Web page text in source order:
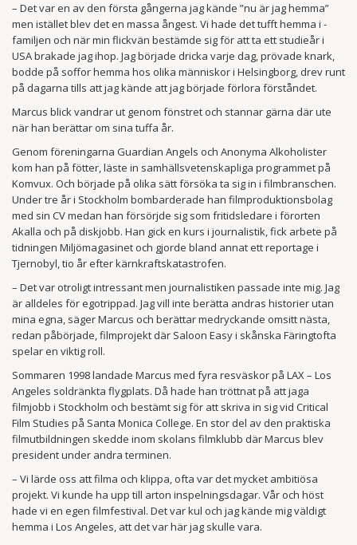
– Det var en av den första gångerna jag kände ”nu är jag hemma”
men istället blev det en massa ångest. Vi hade det tufft hemma i ­
familjen och när min flickvän bestämde sig för att ta ett ­studieår i
USA brakade jag ihop. Jag började dricka varje dag, prövade knark,
bodde på soffor hemma hos olika människor i Helsingborg, drev runt
på dagarna tills att jag kände att jag började förlora förståndet.
Marcus blick vandrar ut genom fönstret och stannar gärna där ute
när han berättar om sina tuffa år.
Genom föreningarna Guardian Angels och Anonyma Alkoholister
kom han på fötter, läste in samhällsvetenskapliga programmet på
Komvux. Och började på olika sätt försöka ta sig in i filmbranschen.
Under tre år i Stockholm bombarderade han filmproduktionsbolag
med sin CV medan han försörjde sig som fritidsledare i förorten
Akalla och på diskjobb. Han gick en kurs i journalistik, fick arbete på
tidningen Miljömagasinet och gjorde bland annat ett reportage i
Tjernobyl, tio år efter kärnkraftskatastrofen.
– Det var otroligt intressant men journalistiken passade inte mig. Jag
är alldeles för egotrippad. Jag vill inte berätta andras ­historier utan
mina egna, säger Marcus och berättar medryckande omsitt nästa,
redan påbörjade, film­projekt där Saloon Easy i skånska Färingtofta
spelar en viktig roll.
Sommaren 1998 landade Marcus med fyra resväskor på LAX – Los
Angeles soldränkta flygplats. Då hade han tröttnat på att jaga
filmjobb i Stockholm och bestämt sig för att skriva in sig vid Critical
Film Studies på Santa Monica College. En stor del av den praktiska
filmutbildningen skedde inom skolans filmklubb där Marcus blev
president under andra terminen.
– Vi lärde oss att filma och klippa, ofta var det mycket ambitiösa
projekt. Vi kunde ha upp till arton inspelningsdagar. Vår och höst
hade vi en egen filmfestival. Det var kul och jag kände mig väldigt
hemma i Los Angeles, att det var här jag skulle vara.